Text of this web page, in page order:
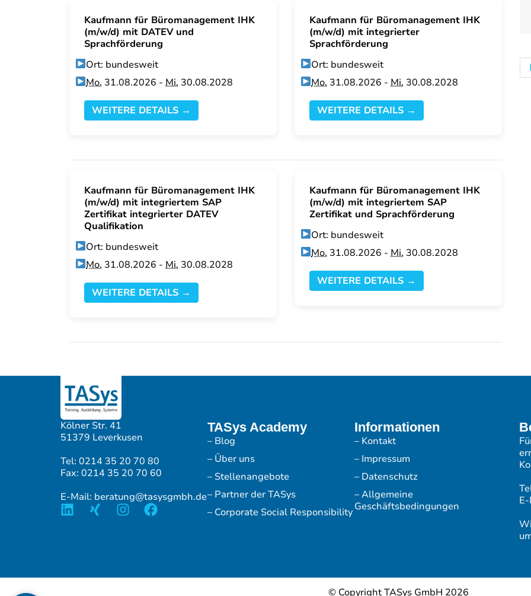
Kaufmann für Büromanagement IHK
(m/w/d) mit DATEV und
Sprachförderung
Ort: bundesweit
Mo. 31.08.2026 -Mi. 30.08.2028
WEITERE DETAILS →
Kaufmann für Büromanagement IHK
(m/w/d) mit integrierter
Sprachförderung
Ort: bundesweit
Mo. 31.08.2026 -Mi. 30.08.2028
WEITERE DETAILS →
Kaufmann für Büromanagement IHK
(m/w/d) mit integriertem SAP
Zertifikat integrierter DATEV
Qualifikation
Ort: bundesweit
Mo. 31.08.2026 -Mi. 30.08.2028
WEITERE DETAILS →
Kaufmann für Büromanagement IHK
(m/w/d) mit integriertem SAP
Zertifikat und Sprachförderung
Ort: bundesweit
Mo. 31.08.2026 -Mi. 30.08.2028
WEITERE DETAILS →
Kölner Str. 41
51379 Leverkusen
Tel: 0214 35 20 70 80
Fax: 0214 35 20 70 60
E-Mail: beratung@tasysgmbh.de
TASys Academy
– Blog
– Über uns
– Stellenangebote
– Partner der TASys
– Corporate Social Responsibility
Informationen
– Kontakt
– Impressum
– Datenschutz
– Allgemeine
Geschäftsbedingungen
© Copyright TASys GmbH 2026